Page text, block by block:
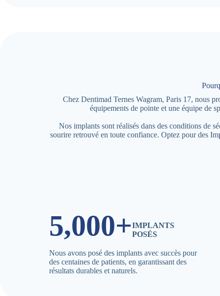
Chez Dentimad Ternes Wagram, Paris 17, nous
équipements de pointe et une équipe de
Nos implants sont réalisés dans des conditions de
sourire retrouvé en toute confiance. Optez pour des
5,000+IMPLANTS
POSÉS
Nous avons posé des implants avec succès pour
des centaines de patients, en garantissant des
résultats durables et naturels.